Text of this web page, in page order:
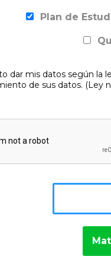
Plan de
dar mis datos según la
de sus datos. (Ley